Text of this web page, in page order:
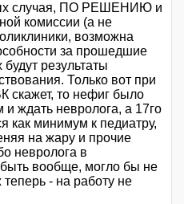
случая, ПО РЕШЕНИЮ и
комиссии (а не
возможна
за прошедшие
будут результаты
Только вот при
скажет, то нефиг было
ждать невролога, а 17го
как минимум к педиатру,
на жару и прочие
невролога в
вообще, могло бы не
- на работу не